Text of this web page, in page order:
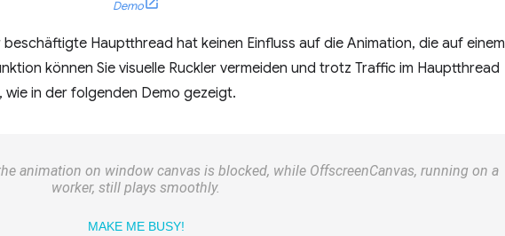
Demo
Hauptthread hat keinen Einfluss auf die Animation, die auf einem
können Sie visuelle Ruckler vermeiden und trotz Traffic im Hauptthread
in der folgenden Demo gezeigt.